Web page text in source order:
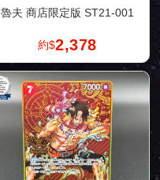
魯夫 商店限定版 ST21-001
約$2,378